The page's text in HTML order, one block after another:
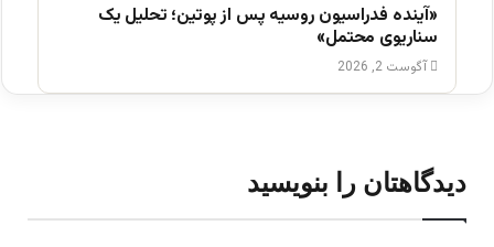
«آینده فدراسیون روسیه پس از پوتین؛ تحلیل یک
سناریوی محتمل»
آگوست 2, 2026
دیدگاهتان را بنویسید